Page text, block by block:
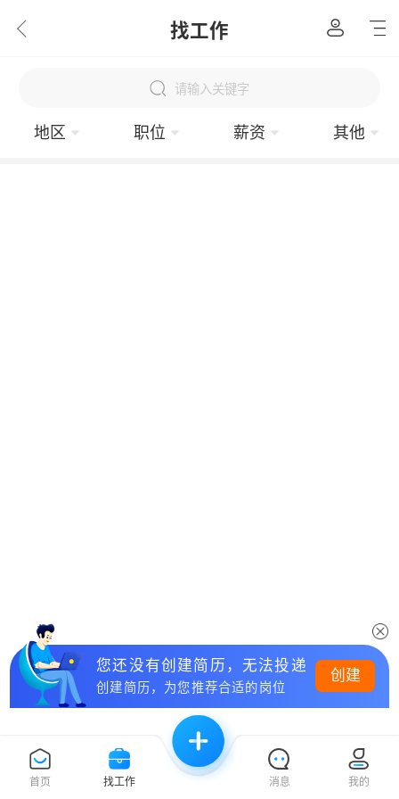
找工作
请输入关键字
地区 职位 薪资 其他
首页 找工作 消息 我的
您还没有创建简历，无法投递
创建简历，为您推荐合适的岗位
创建